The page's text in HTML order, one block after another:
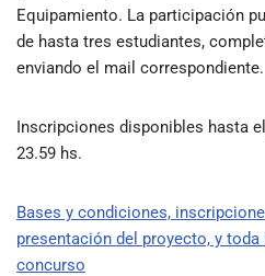
Equipamiento. La participación
de hasta tres estudiantes,
enviando el mail correspondiente.
Inscripciones disponibles hasta
23.59 hs.
Bases y condiciones,
presentación del proyecto, y
concurso